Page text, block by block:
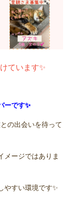
ています✨
ーです✨
の出会いを待って
メージではありま
やすい環境です✨